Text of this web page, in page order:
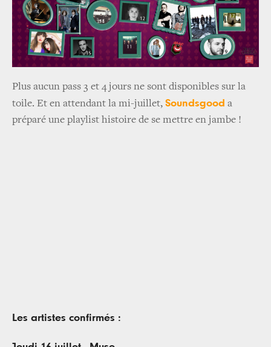
Plus aucun pass 3 et 4 jours ne sont disponibles sur la
toile. Et en attendant la mi-juillet, Soundsgood a
préparé une playlist histoire de se mettre en jambe !
Les artistes confirmés :